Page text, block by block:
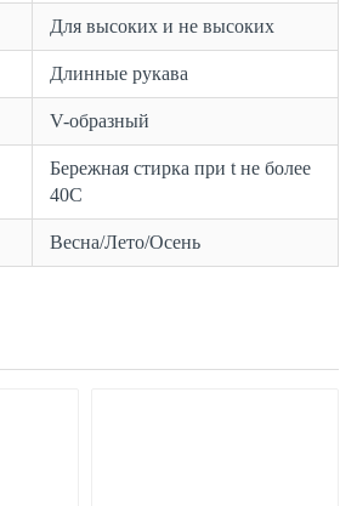
Для высоких и не высоких
Длинные рукава
V-образный
Бережная стирка при t не более
40С
Весна/Лето/Осень